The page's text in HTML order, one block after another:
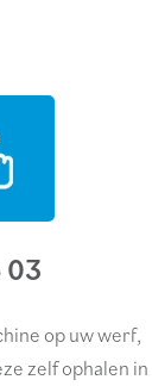
03
op uw werf,
zelf ophalen in